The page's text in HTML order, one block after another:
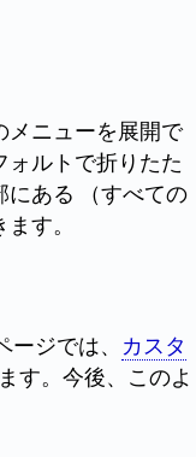
メニューを展開で
ォルトで折りたた
にある （すべての
す。
ジでは、 カスタ
す。今後、このよ